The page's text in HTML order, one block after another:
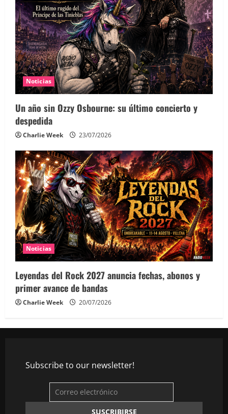
Noticias
Un año sin Ozzy Osbourne: su último concierto y
despedida
Charlie Week 23/07/2026
Noticias
Leyendas del Rock 2027 anuncia fechas, abonos y
primer avance de bandas
Charlie Week 20/07/2026
Subscribe to our newsletter!